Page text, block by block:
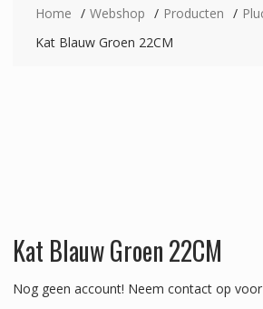
Home Webshop Producten
Kat Blauw Groen 22CM
Kat Blauw Groen 22CM
Nog geen account! Neem contact op